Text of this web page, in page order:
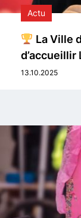
Actu
La Ville
13.10.2025